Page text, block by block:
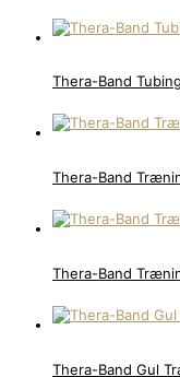
Thera-Band
Thera-Band
Thera-Band
Thera-Band Gul